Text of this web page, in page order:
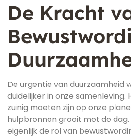
De Kracht
De urgentie van duurzaamheid
duidelijker in onze samenleving.
zuinig moeten zijn op onze
hulpbronnen groeit met de dag.
eigenlijk de rol van